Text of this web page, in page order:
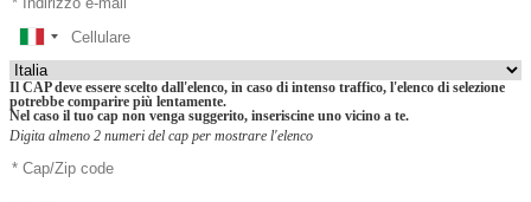
Il CAP deve essere scelto dall'elenco, in caso di intenso traffico, l'elenco di selezione
potrebbe comparire più lentamente.
Nel caso il tuo cap non venga suggerito, inseriscine uno vicino a te.
Digita almeno 2 numeri del cap per mostrare l'elenco